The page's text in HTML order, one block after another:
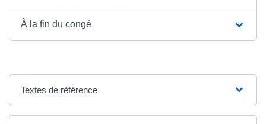
À la fin du congé
Textes de référence